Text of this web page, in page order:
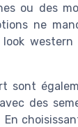
ou des
ne
sont
des